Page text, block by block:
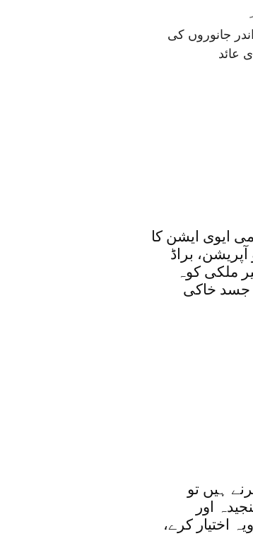
جانوروں کی
عائد
ایوی ایشن کا
آپریشن، براڈ
سے7غیر ملکی کوہ
جسد خاکی
ہیں تو
اور
اختیار کرے،